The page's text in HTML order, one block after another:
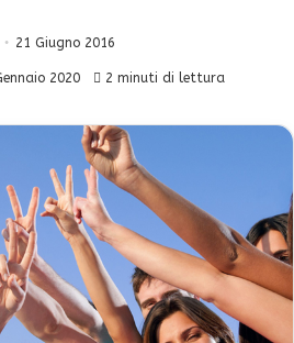
21 Giugno 2016
2020 2 minuti di lettura